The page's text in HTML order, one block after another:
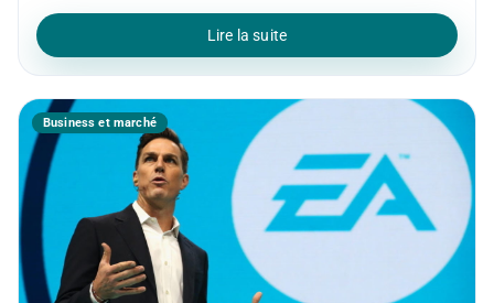
Lire la suite
Business et marché